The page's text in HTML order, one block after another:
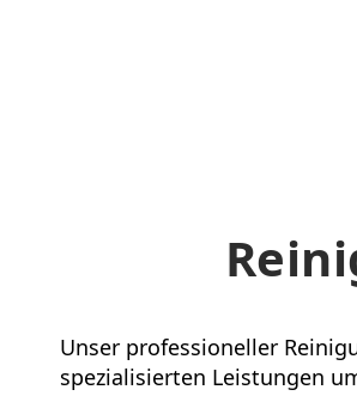
Unser professioneller
spezialisierten Leistungen